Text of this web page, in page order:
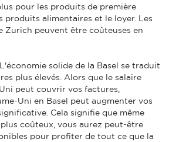
pour les produits de première
produits alimentaires et le loyer. Les
Zurich peuvent être coûteuses en
solide de la Basel se traduit
plus élevés. Alors que le salaire
peut couvrir vos factures,
Uni en Basel peut augmenter vos
Cela signifie que même
coûteux, vous aurez peut-être
pour profiter de tout ce que la